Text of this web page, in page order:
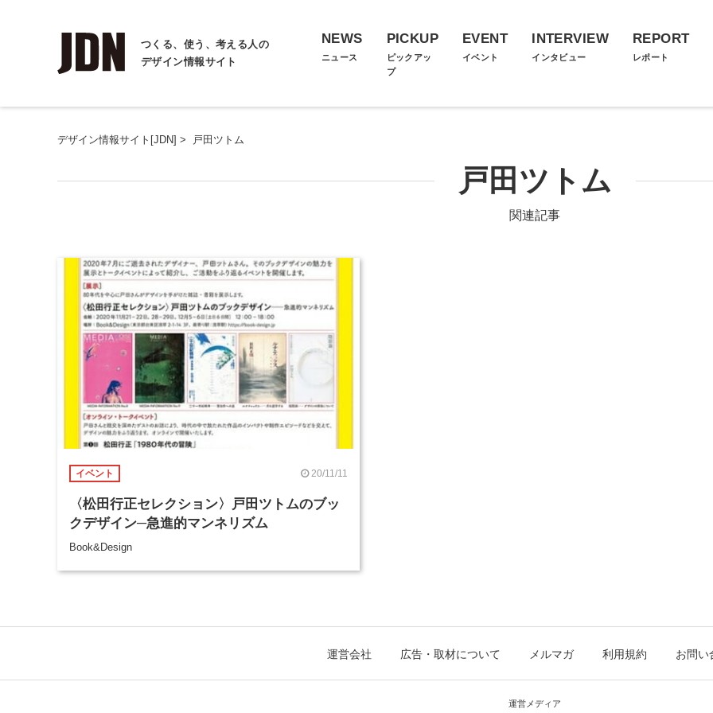
つくる、使う、考える人の
デザイン情報サイト
NEWS
ニュース
PICKUP
ピックアッ
プ
EVENT
イベント
INTERVIEW
インタビュー
REPORT
レポート
デザイン情報サイト[JDN] > 戸田ツトム
戸田ツトム
関連記事
イベント 20/11/11
〈松田行正セレクション〉戸田ツトムのブッ
クデザイン─急進的マンネリズム
Book&Design
運営会社 広告・取材について メルマガ 利用規約 お問い
運営メディア